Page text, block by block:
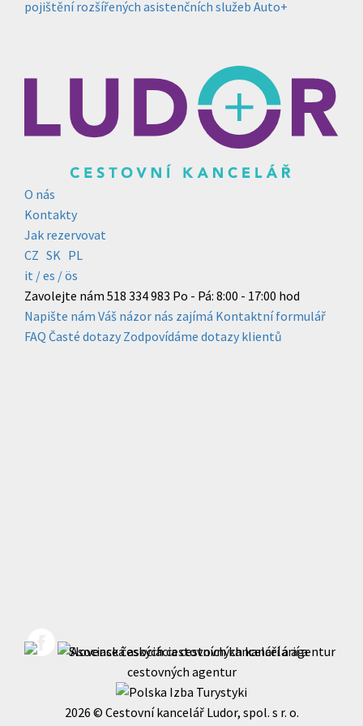
pojištění rozšířených asistenčních služeb Auto+
O nás
Kontakty
Jak rezervovat
CZ SK PL
it /es / ös
Zavolejte nám 518 334 983 Po - Pá: 8:00 - 17:00 hod
Napište nám Váš názor nás zajímá Kontaktní formulář
FAQ Časté dotazy Zodpovídáme dotazy klientů
2026 © Cestovní kancelář Ludor, spol. s r. o.